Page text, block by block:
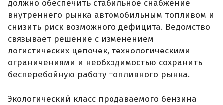
должно обеспечить стабильное снабжение
внутреннего рынка автомобильным топливом и
снизить риск возможного дефицита. Ведомство
связывает решение с изменением
логистических цепочек, технологическими
ограничениями и необходимостью сохранить
бесперебойную работу топливного рынка.
Экологический класс продаваемого бензина